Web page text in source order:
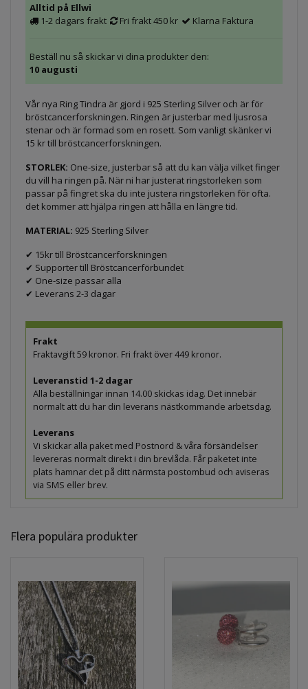
Alltid på Ellwi
1-2 dagars frakt
Fri frakt 450 kr Klarna Faktura
Beställ nu så skickar vi dina produkter den:
10 augusti
Vår nya Ring Tindra är gjord i 925 Sterling Silver och är för
bröstcancerforskningen. Ringen är justerbar med ljusrosa
stenar och är formad som en rosett. Som vanligt skänker vi
15 kr till bröstcancerforskningen.
STORLEK: One-size, justerbar så att du kan välja vilket finger
du vill ha ringen på. När ni har justerat ringstorleken som
passar på fingret ska du inte justera ringstorleken för ofta.
det kommer att hjälpa ringen att hålla en längre tid.
MATERIAL: 925 Sterling Silver
✔ 15kr till Bröstcancerforskningen
✔ Supporter till Bröstcancerförbundet
✔ One-size passar alla
✔ Leverans 2-3 dagar
Frakt
Fraktavgift 59 kronor. Fri frakt över 449 kronor.
Leveranstid 1-2 dagar
Alla beställningar innan 14.00 skickas idag. Det innebär
normalt att du har din leverans nästkommande arbetsdag.
Leverans
Vi skickar alla paket med Postnord & våra försändelser
levereras normalt direkt i din brevlåda. Får paketet inte
plats hamnar det på ditt närmsta postombud och aviseras
via SMS eller brev.
Flera populära produkter